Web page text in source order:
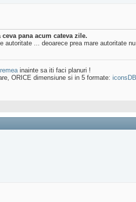
pana acum cateva zile.
... deoarece prea mare autoritate
inainte sa iti faci planuri !
ORICE dimensiune si in 5 formate: